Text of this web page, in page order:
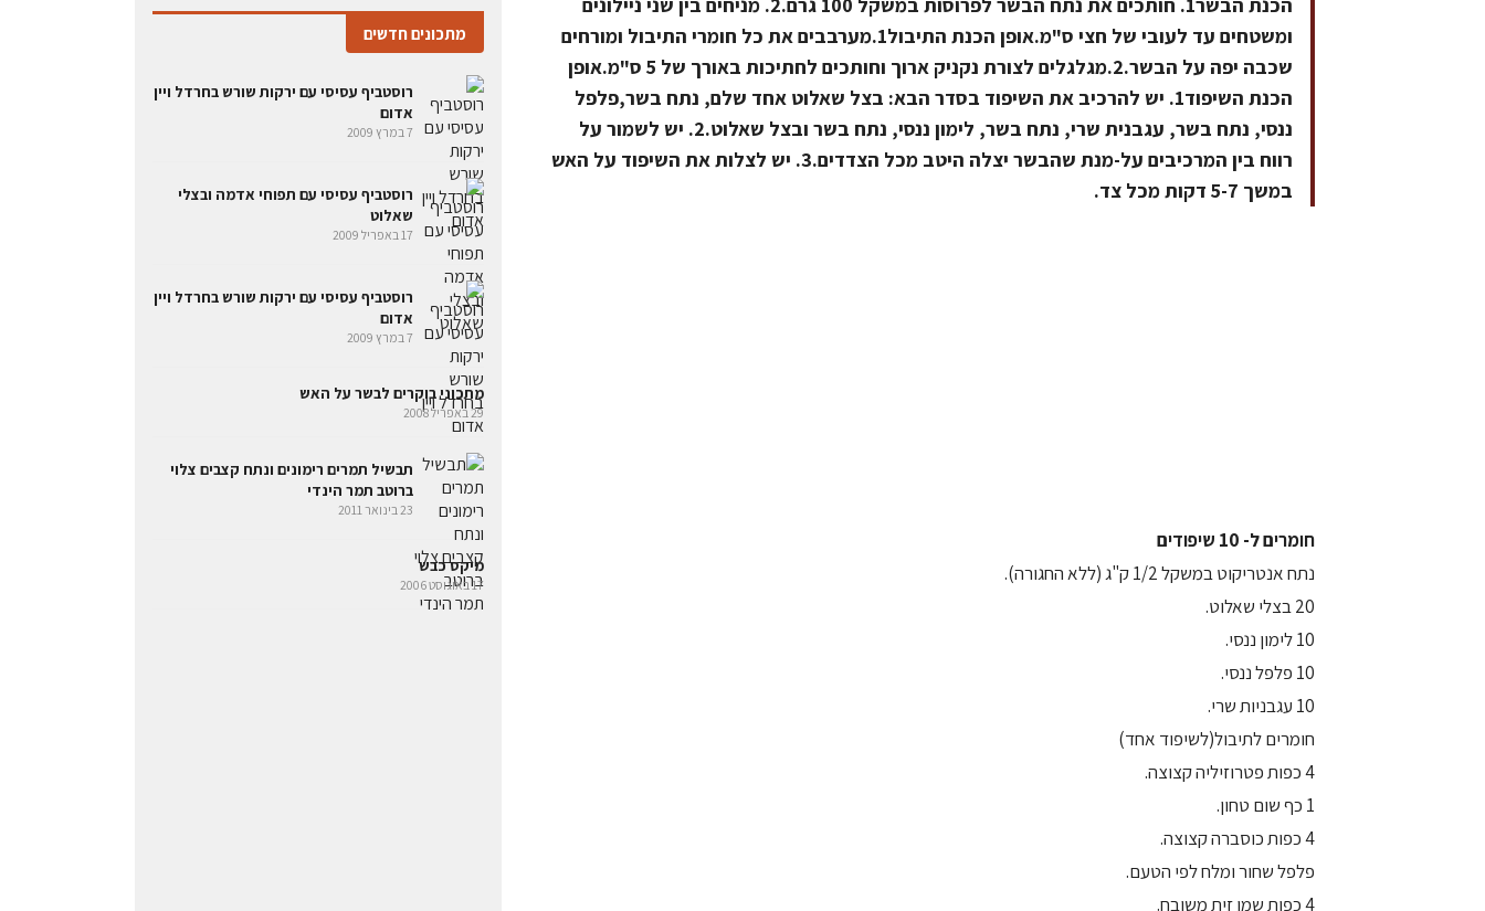
ומשטחים עד לעובי של חצי ס"מ.אופן הכנת התיבול1.מערבבים את כל חומרי התיבול ומורחים
שכבה יפה על הבשר.2.מגלגלים לצורת נקניק ארוך וחותכים לחתיכות באורך של 5 ס"מ.אופן
הכנת השיפוד1. יש להרכיב את השיפוד בסדר הבא: בצל שאלוט אחד שלם, נתח בשר,פלפל
ננסי, נתח בשר, עגבנית שרי, נתח בשר, לימון ננסי, נתח בשר ובצל שאלוט.2. יש לשמור על
רווח בין המרכיבים על-מנת שהבשר יצלה היטב מכל הצדדים.3. יש לצלות את השיפוד על האש
במשך 5-7 דקות מכל צד.
חומרים ל- 10 שיפודים
נתח אנטריקוט במשקל 1/2 ק"ג (ללא החגורה).
20 בצלי שאלוט.
10 לימון ננסי.
10 פלפל ננסי.
10 עגבניות שרי.
חומרים לתיבול(לשיפוד אחד)
4 כפות פטרוזיליה קצוצה.
1 כף שום טחון.
4 כפות כוסברה קצוצה.
פלפל שחור ומלח לפי הטעם.
4 כפות שמן זית משובח.
מתכונים חדשים
רוסטביף עסיסי עם ירקות שורש בחרדל ויין
אדום
7 במרץ 2009
רוסטביף עסיסי עם תפוחי אדמה ובצלי
שאלוט
17 באפריל 2009
רוסטביף עסיסי עם ירקות שורש בחרדל ויין
אדום
7 במרץ 2009
מתכוני בוקרים לבשר על האש
29 באפריל 2008
תבשיל תמרים רימונים ונתח קצבים צלוי
ברוטב תמר הינדי
23 בינואר 2011
מיקס כבש
17 באוגוסט 2006